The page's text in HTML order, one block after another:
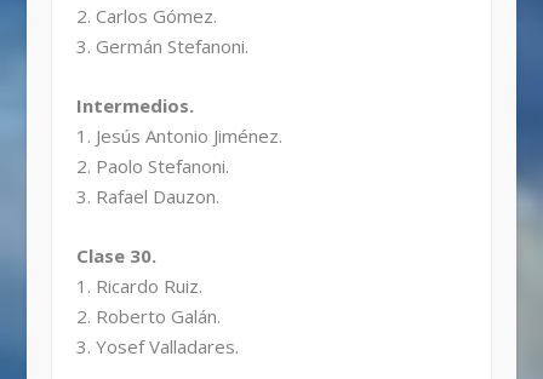
2. Carlos Gómez.
3. Germán Stefanoni.
Intermedios.
1. Jesús Antonio Jiménez.
2. Paolo Stefanoni.
3. Rafael Dauzon.
Clase 30.
1. Ricardo Ruiz.
2. Roberto Galán.
3. Yosef Valladares.